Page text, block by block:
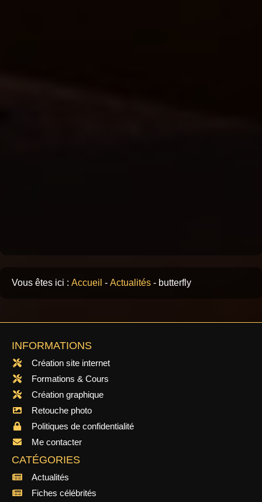
Vous êtes ici : Accueil - Actualités - butterfly
INFORMATIONS
Création site internet
Formations & Cours
Création graphique
Retouche photo
Politiques de confidentialité
Me contacter
CATÉGORIES
Actualités
Fiches célébrités